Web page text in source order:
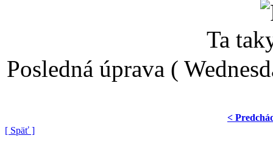
Ta
Posledná úprava (
<
[ Späť ]